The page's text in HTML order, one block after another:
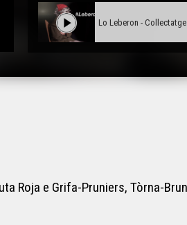
Lo Leberon -
Roja e Grifa-Pruniers, Tòrna-